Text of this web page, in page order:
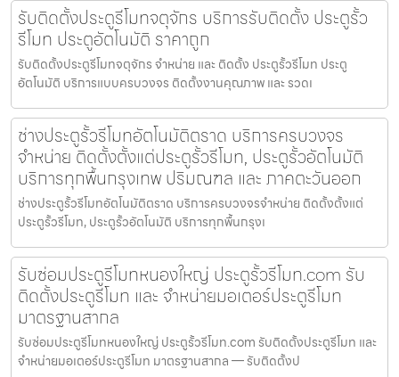
รับติดตั้งประตูรีโมทจตุจักร บริการรับติดตั้ง ประตูรั้ว
รีโมท ประตูอัตโนมัติ ราคาถูก
รับติดตั้งประตูรีโมทจตุจักร จำหน่าย และ ติดตั้ง ประตูรั้วรีโมท ประตู
อัตโนมัติ บริการแบบครบวงจร ติดตั้งงานคุณภาพ และ รวดเ
ช่างประตูรั้วรีโมทอัตโนมัติตราด บริการครบวงจร
จำหน่าย ติดตั้งตั้งแต่ประตูรั้วรีโมท, ประตูรั้วอัตโนมัติ
บริการทุกพื้นกรุงเทพ ปริมณฑล และ ภาคตะวันออก
ช่างประตูรั้วรีโมทอัตโนมัติตราด บริการครบวงจรจำหน่าย ติดตั้งตั้งแต่
ประตูรั้วรีโมท, ประตูรั้วอัตโนมัติ บริการทุกพื้นกรุงเ
รับซ่อมประตูรีโมทหนองใหญ่ ประตูรั้วรีโมท.com รับ
ติดตั้งประตูรีโมท และ จำหน่ายมอเตอร์ประตูรีโมท
มาตรฐานสากล
รับซ่อมประตูรีโมทหนองใหญ่ ประตูรั้วรีโมท.com รับติดตั้งประตูรีโมท และ
จำหน่ายมอเตอร์ประตูรีโมท มาตรฐานสากล — รับติดตั้งป